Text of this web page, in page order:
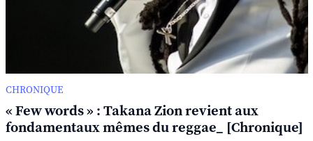
CHRONIQUE
« Few words » : Takana Zion revient aux
fondamentaux mêmes du reggae_ [Chronique]